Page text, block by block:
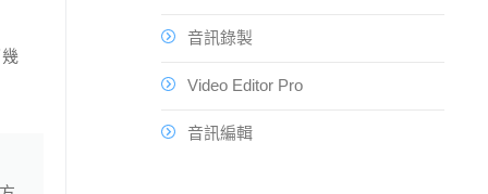
音訊錄製
Video Editor Pro
音訊編輯